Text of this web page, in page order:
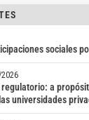
sociales
a
universidades